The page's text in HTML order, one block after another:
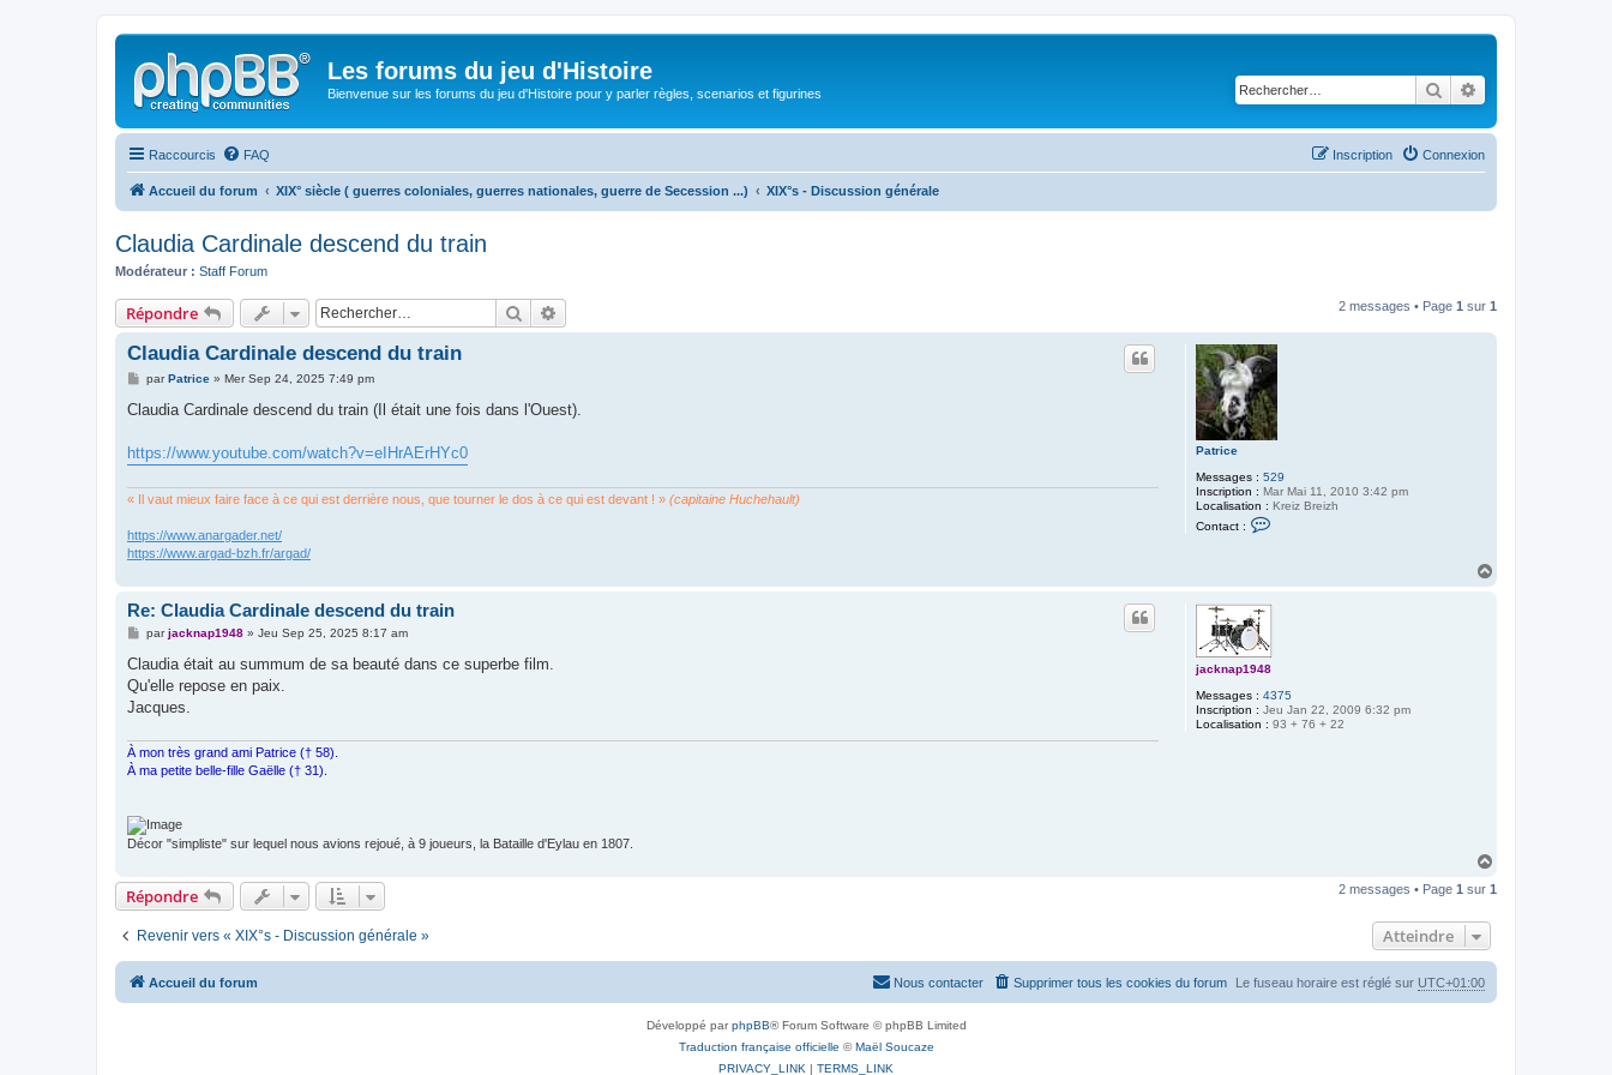
Les forums du jeu d'Histoire
Bienvenue sur les forums du jeu d'Histoire pour y parler règles, scenarios et figurines Rechercher
Raccourcis FAQ Connexion
Inscription
Accueil du forum XIX° siècle ( guerres coloniales, guerres nationales, guerre de Secession ...) XIX°s - Discussion générale
Claudia Cardinale descend du train
Modérateur : Staff Forum
Répondre Rechercher 2 messages • Page 1 sur 1
Patrice
Messages : 529
Inscription : Mar Mai 11, 2010 3:42 pm
Localisation : Kreiz Breizh
Contact :
c
r
i
c
Claudia Cardinale descend du train
M
s
g
e
parPatrice» Mer Sep 24, 2025 7:49 pm
Claudia Cardinale descend du train (Il était une fois dans l'Ouest).
https://www.youtube.com/watch?v=eIHrAErHYc0
« Il vaut mieux faire face à ce qui est derrière nous, que tourner le dos à ce qui est devant ! » (capitaine Huchehault)
https://www.anargader.net/
https://www.argad-bzh.fr/argad/
jacknap1948
Messages : 4375
Inscription : Jeu Jan 22, 2009 6:32 pm
Localisation : 93 + 76 + 22
Re: Claudia Cardinale descend du train
M
s
a
g
parjacknap1948» Jeu Sep 25, 2025 8:17 am
Claudia était au summum de sa beauté dans ce superbe film.
Qu'elle repose en paix.
Jacques.
À mon très grand ami Patrice († 58).
À ma petite belle-fille Gaëlle († 31).
Décor "simpliste" sur lequel nous avions rejoué, à 9 joueurs, la Bataille d'Eylau en 1807.
u
Répondre 2 messages • Page 1 sur 1
Revenir vers « XIX°s - Discussion générale » Atteindre
Accueil du forum Le fuseau horaire est réglé sur UTC+01:00
Supprimer tous les cookies du forum
Nous contacter
Développé parphpBB® Forum Software © phpBB Limited
Traduction française officielle ©Maël Soucaze
PRIVACY_LINK | TERMS_LINK